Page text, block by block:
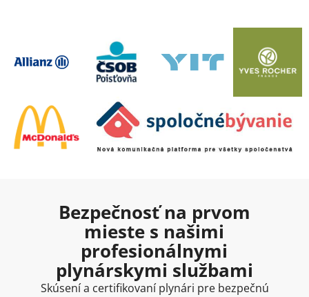
Bezpečnosť na prvom
mieste s našimi
profesionálnymi
plynárskymi službami
Skúsení a certifikovaní plynári pre bezpečnú